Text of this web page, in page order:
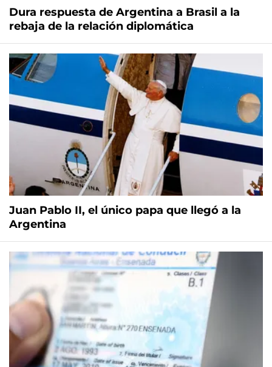
Dura respuesta de Argentina a Brasil a la
rebaja de la relación diplomática
Juan Pablo II, el único papa que llegó a la
Argentina